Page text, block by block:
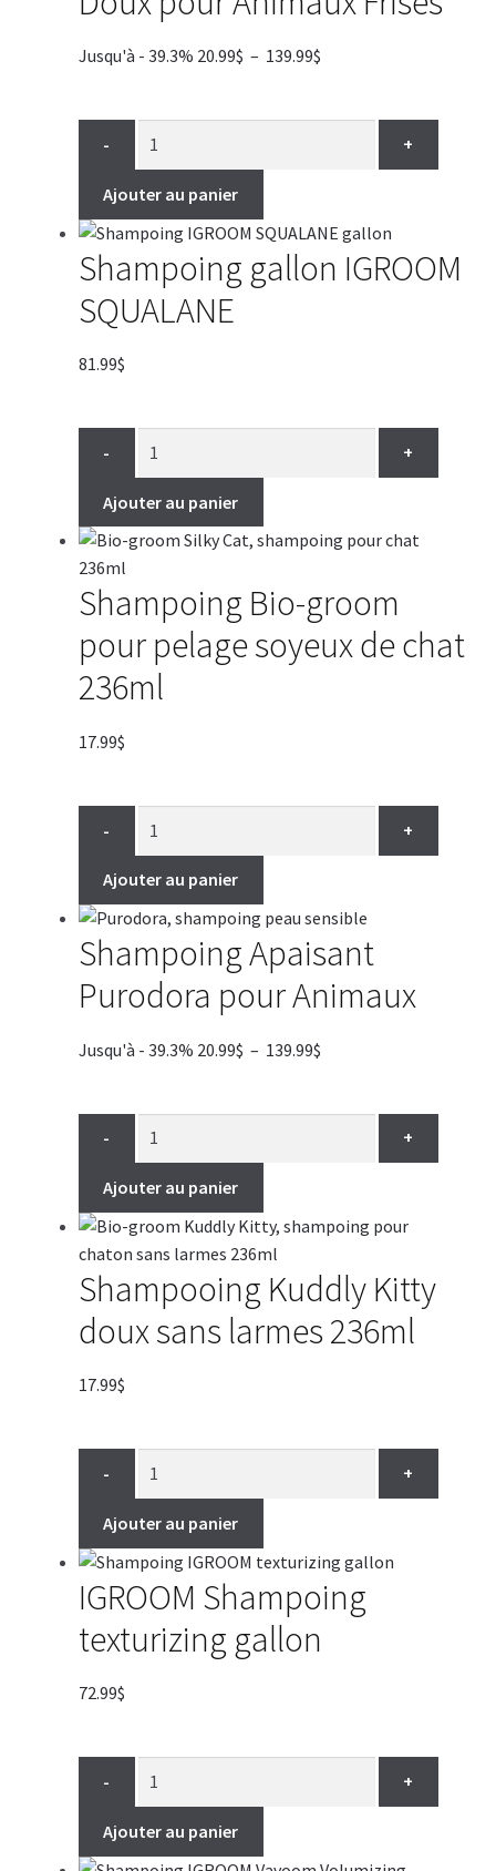
Jusqu'à - 39.3% 20.99$ – 139.99$Plage
- +
Ajouter au panier
Shampoing gallon IGROOM
SQUALANE
81.99$
- +
Ajouter au panier
Shampoing Bio-groom
pour pelage soyeux de chat
236ml
17.99$
- +
Ajouter au panier
Shampoing Apaisant
Purodora pour Animaux
Jusqu'à - 39.3% 20.99$ – 139.99$Plage
- +
Ajouter au panier
Shampooing Kuddly Kitty
doux sans larmes 236ml
17.99$
- +
Ajouter au panier
IGROOM Shampoing
texturizing gallon
72.99$
- +
Ajouter au panier